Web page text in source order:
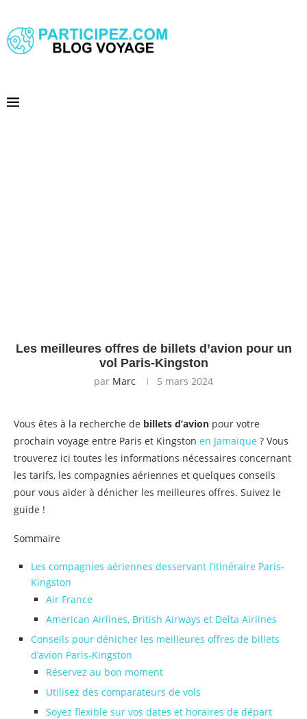
Les meilleures offres de billets d’avion pour un
vol Paris-Kingston
par Marc 5 mars 2024
Vous êtes à la recherche de billets d’avion pour votre
prochain voyage entre Paris et Kingston en Jamaïque ? Vous
trouverez ici toutes les informations nécessaires concernant
les tarifs, les compagnies aériennes et quelques conseils
pour vous aider à dénicher les meilleures offres. Suivez le
guide !
Sommaire
Les compagnies aériennes desservant l’itinéraire Paris-
Kingston
Air France
American Airlines, British Airways et Delta Airlines
Conseils pour dénicher les meilleures offres de billets
d’avion Paris-Kingston
Réservez au bon moment
Utilisez des comparateurs de vols
Soyez flexible sur vos dates et horaires de départ